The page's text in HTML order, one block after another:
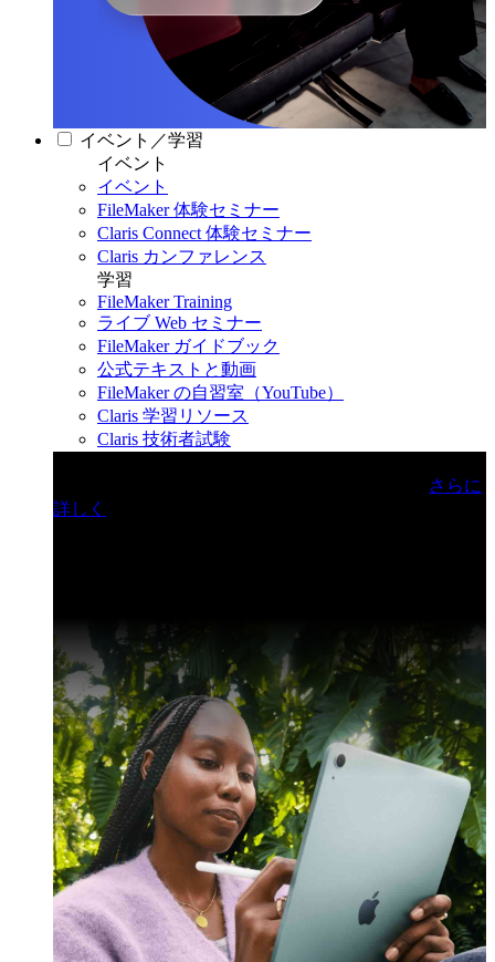
イベント／学習
イベント
イベント
FileMaker 体験セミナー
Claris Connect 体験セミナー
Claris カンファレンス
学習
FileMaker Training
ライブ Web セミナー
FileMaker ガイドブック
公式テキストと動画
FileMaker の自習室（YouTube）
Claris 学習リソース
Claris 技術者試験
さらに
詳しく